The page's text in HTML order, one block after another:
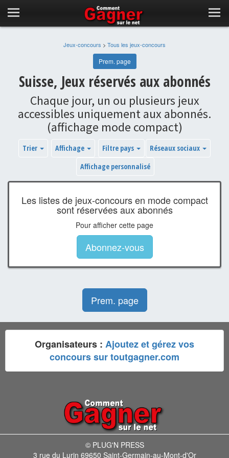
Jeux-concours > Tous les jeux-concours
Prem. page
Suisse, Jeux réservés aux abonnés
Chaque jour, un ou plusieurs jeux
accessibles uniquement aux abonnés.
(affichage mode compact)
Trier Affichage Filtre pays
Réseaux sociaux
Affichage personnalisé
Les listes de jeux-concours en mode compact
sont réservées aux abonnés
Pour afficher cette page
Abonnez-vous
Prem. page
Organisateurs : Ajoutez et gérez vos
concours sur toutgagner.com
© PLUG'N PRESS
3 rue du Lurin 69650 Saint-Germain-au-Mont-d'Or